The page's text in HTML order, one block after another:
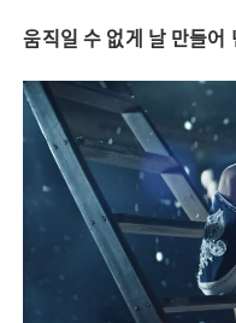
움직일 수 없게 날 만들